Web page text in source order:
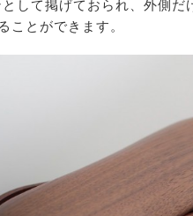
として掲げておられ、外側
ことができます。